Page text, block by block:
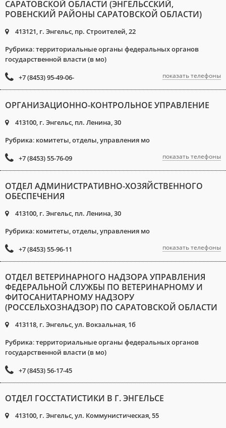
САРАТОВСКОЙ ОБЛАСТИ (ЭНГЕЛЬССКИЙ,
РОВЕНСКИЙ РАЙОНЫ САРАТОВСКОЙ ОБЛАСТИ)
413121, г. Энгельс, пр. Строителей, 22
Рубрика:территориальные органы федеральных органов
государственной власти (в мо)
+7 (8453) 95-49-06-
показать телефоны
ОРГАНИЗАЦИОННО-КОНТРОЛЬНОЕ УПРАВЛЕНИЕ
413100, г. Энгельс, пл. Ленина, 30
Рубрика: комитеты, отделы, управления мо
+7 (8453) 55-76-09
показать телефоны
ОТДЕЛ АДМИНИСТРАТИВНО-ХОЗЯЙСТВЕННОГО
ОБЕСПЕЧЕНИЯ
413100, г. Энгельс, пл. Ленина, 30
Рубрика: комитеты, отделы, управления мо
+7 (8453) 55-96-11
показать телефоны
ОТДЕЛ ВЕТЕРИНАРНОГО НАДЗОРА УПРАВЛЕНИЯ
ФЕДЕРАЛЬНОЙ СЛУЖБЫ ПО ВЕТЕРИНАРНОМУ И
ФИТОСАНИТАРНОМУ НАДЗОРУ
(РОССЕЛЬХОЗНАДЗОР) ПО САРАТОВСКОЙ ОБЛАСТИ
413118, г. Энгельс, ул. Вокзальная, 1б
Рубрика:территориальные органы федеральных органов
государственной власти (в мо)
+7 (8453) 56-17-45
ОТДЕЛ ГОССТАТИСТИКИ В Г. ЭНГЕЛЬСЕ
413100, г. Энгельс, ул. Коммунистическая, 55